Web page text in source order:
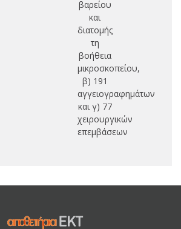
βαρείου
και
διατομής
τη
βοήθεια
μικροσκοπείου,
β) 191
αγγειογραφημάτων
και γ) 77
χειρουργικών
επεμβάσεων